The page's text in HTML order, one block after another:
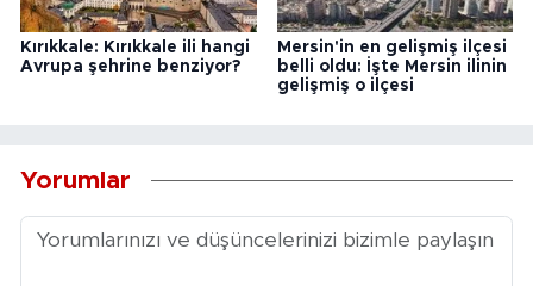
Kırıkkale: Kırıkkale ili hangi
Avrupa şehrine benziyor?
Mersin'in en gelişmiş ilçesi
belli oldu: İşte Mersin ilinin
gelişmiş o ilçesi
Yorumlar